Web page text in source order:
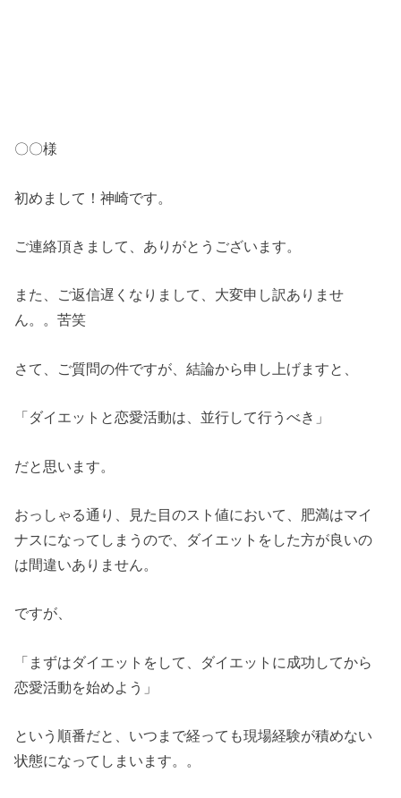
〇〇様
初めまして！神崎です。
ご連絡頂きまして、ありがとうございます。
また、ご返信遅くなりまして、大変申し訳ありませ
ん。。苦笑
さて、ご質問の件ですが、結論から申し上げますと、
「ダイエットと恋愛活動は、並行して行うべき」
だと思います。
おっしゃる通り、見た目のスト値において、肥満はマイ
ナスになってしまうので、ダイエットをした方が良いの
は間違いありません。
ですが、
「まずはダイエットをして、ダイエットに成功してから
恋愛活動を始めよう」
という順番だと、いつまで経っても現場経験が積めない
状態になってしまいます。。